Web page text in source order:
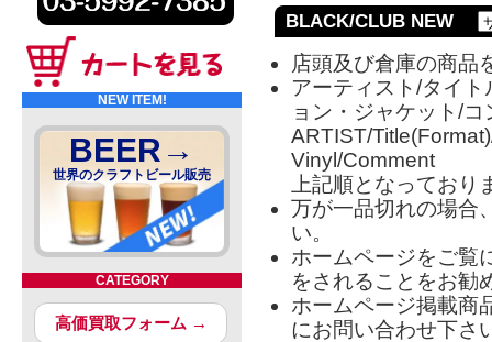
NEW ITEM!
BEER→
世界のクラフトビール販売
CATEGORY
高価買取フォーム →
BLACK/CLUB NEW
店頭及び倉庫の商品
アーティスト/タイ
ョン・ジャケット/
ARTIST/
Vinyl/Comment
上記順となっており
万が一品切れの場合
い。
ホームページをご覧
をされることをお勧
ホームページ掲載商
にお問い合わせ下さ